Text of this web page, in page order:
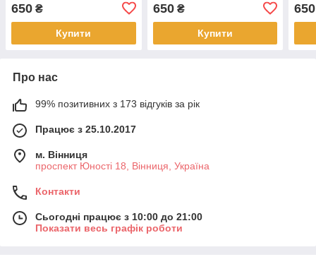
650 ₴
Купити
650₴
Купити
650
Про нас
99% позитивних з 173 відгуків за рік
Працює з 25.10.2017
м. Вінниця
проспект Юності 18, Вінниця, Україна
Контакти
Сьогодні працює з 10:00 до 21:00
Показати весь графік роботи